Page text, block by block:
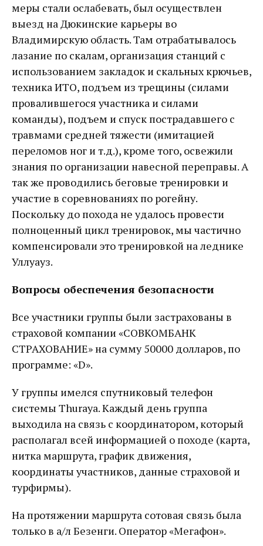
меры стали ослабевать, был осуществлен
выезд на Дюкинские карьеры во
Владимирскую область. Там отрабатывалось
лазание по скалам, организация станций с
использованием закладок и скальных крючьев,
техника ИТО, подъем из трещины (силами
провалившегося участника и силами
команды), подъем и спуск пострадавшего с
травмами средней тяжести (имитацией
переломов ног и т.д.), кроме того, освежили
знания по организации навесной переправы. А
так же проводились беговые тренировки и
участие в соревнованиях по рогейну.
Поскольку до похода не удалось провести
полноценный цикл тренировок, мы частично
компенсировали это тренировкой на леднике
Уллуауз.
Вопросы обеспечения безопасности
Все участники группы были застрахованы в
страховой компании «СОВКОМБАНК
СТРАХОВАНИЕ» на сумму 50000 долларов, по
программе: «D».
У группы имелся спутниковый телефон
системы Thuraya. Каждый день группа
выходила на связь с координатором, который
располагал всей информацией о походе (карта,
нитка маршрута, график движения,
координаты участников, данные страховой и
турфирмы).
На протяжении маршрута сотовая связь была
только в а/л Безенги. Оператор «Мегафон».